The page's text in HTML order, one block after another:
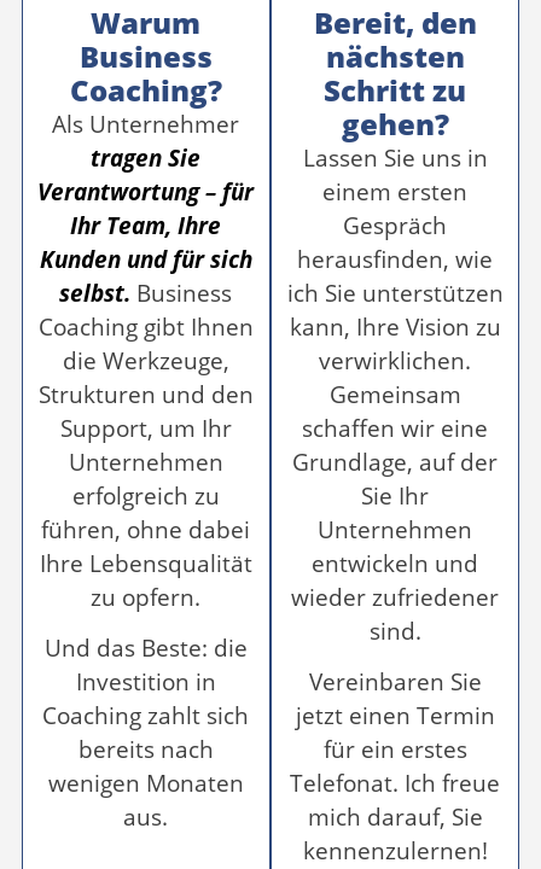
Warum
Business
Coaching?
Als Unternehmer
tragen Sie
Verantwortung – für
Ihr Team, Ihre
Kunden und für sich
selbst. Business
Coaching gibt Ihnen
die Werkzeuge,
Strukturen und den
Support, um Ihr
Unternehmen
erfolgreich zu
führen, ohne dabei
Ihre Lebensqualität
zu opfern.
Und das Beste: die
Investition in
Coaching zahlt sich
bereits nach
wenigen Monaten
aus.
Bereit, den
nächsten
Schritt zu
gehen?
Lassen Sie uns in
einem ersten
Gespräch
herausfinden, wie
ich Sie unterstützen
kann, Ihre Vision zu
verwirklichen.
Gemeinsam
schaffen wir eine
Grundlage, auf der
Sie Ihr
Unternehmen
entwickeln und
wieder zufriedener
sind.
Vereinbaren Sie
jetzt einen Termin
für ein erstes
Telefonat. Ich freue
mich darauf, Sie
kennenzulernen!